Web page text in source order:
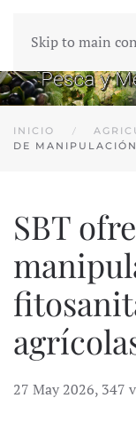
Skip to main
INICIO
DE
SBT
27 May 2026, 347